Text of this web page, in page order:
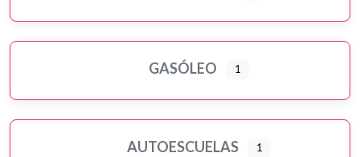
GASÓLEO 1
AUTOESCUELAS 1